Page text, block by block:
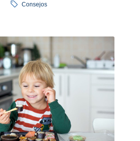
Consejos